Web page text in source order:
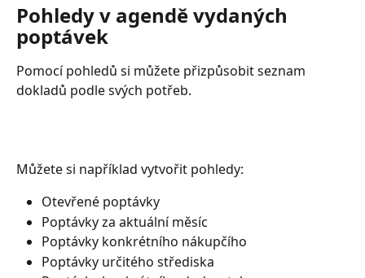
Pohledy v agendě vydaných
poptávek
Pomocí pohledů si můžete přizpůsobit seznam
dokladů podle svých potřeb.
Můžete si například vytvořit pohledy:
Otevřené poptávky
Poptávky za aktuální měsíc
Poptávky konkrétního nákupčího
Poptávky určitého střediska